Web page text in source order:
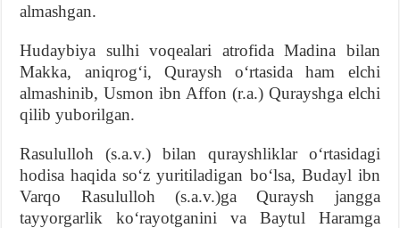
almashgan.
Hudaybiya sulhi voqealari atrofida Madina bilan
Makka, aniqrog‘i, Quraysh o‘rtasida ham elchi
almashinib, Usmon ibn Affon (r.a.) Qurayshga elchi
qilib yuborilgan.
Rasululloh (s.a.v.) bilan qurayshliklar o‘rtasidagi
hodisa haqida so‘z yuritiladigan bo‘lsa, Budayl ibn
Varqo Rasululloh (s.a.v.)ga Quraysh jangga
tayyorgarlik ko‘rayotganini va Baytul Haramga